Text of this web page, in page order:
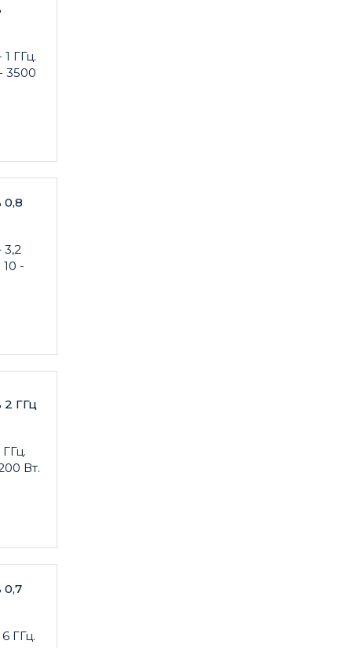
ГГц.
3500
0,8
3,2
-
ГГц
Вт.
0,7
ГГц.